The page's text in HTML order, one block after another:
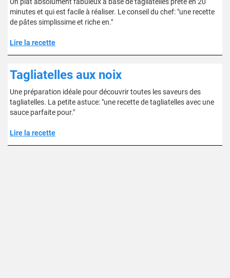
minutes et qui est facile à réaliser. Le conseil du chef: "une recette
de pâtes simplissime et riche en."
Lire la recette
Tagliatelles aux noix
Une préparation idéale pour découvrir toutes les saveurs des
tagliatelles. La petite astuce: "une recette de tagliatelles avec une
sauce parfaite pour."
Lire la recette